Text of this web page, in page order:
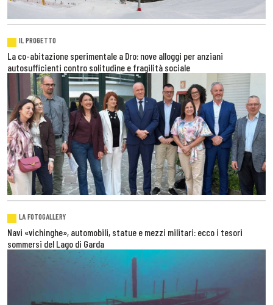
IL PROGETTO
La co-abitazione sperimentale a Dro: nove alloggi per anziani
autosufficienti contro solitudine e fragilità sociale
LA FOTOGALLERY
Navi «vichinghe», automobili, statue e mezzi militari: ecco i tesori
sommersi del Lago di Garda